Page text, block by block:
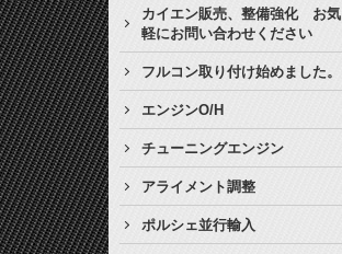
カイエン販売、整備強化 お気
軽にお問い合わせください
フルコン取り付け始めました。
エンジンO/H
チューニングエンジン
アライメント調整
ポルシェ並行輸入